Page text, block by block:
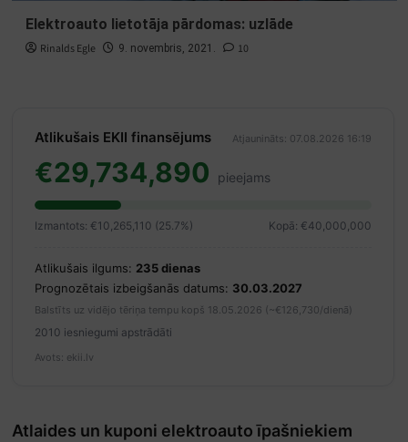
Elektroauto lietotāja pārdomas: uzlāde
Rinalds Egle 9. novembris, 2021. 10
Atlikušais EKII finansējums Atjaunināts: 07.08.2026 16:19
€29,734,890 pieejams
Izmantots: €10,265,110 (25.7%) Kopā: €40,000,000
Atlikušais ilgums: 235 dienas
Prognozētais izbeigšanās datums: 30.03.2027
Balstīts uz vidējo tēriņa tempu kopš 18.05.2026 (~€126,730/dienā)
2010 iesniegumi apstrādāti
Avots: ekii.lv
Atlaides un kuponi elektroauto īpašniekiem